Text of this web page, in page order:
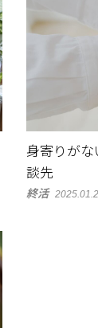
身寄りが
談先
終活